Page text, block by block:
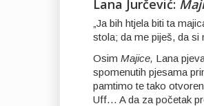
Lana Jurčević:
„Ja bih htjela biti ta
stola; da me piješ, da si
Osim Majice, Lana
spomenutih pjesama
pamtimo te tako
Uff… A da za početak